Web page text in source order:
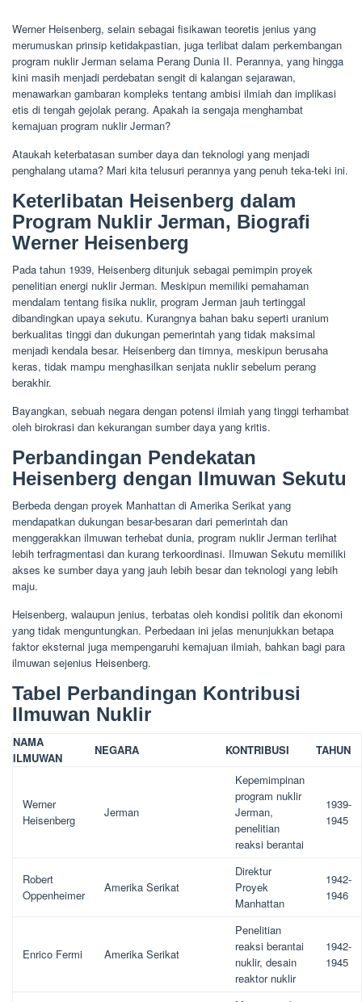
Werner Heisenberg, selain sebagai fisikawan teoretis jenius yang
merumuskan prinsip ketidakpastian, juga terlibat dalam perkembangan
program nuklir Jerman selama Perang Dunia II. Perannya, yang hingga
kini masih menjadi perdebatan sengit di kalangan sejarawan,
menawarkan gambaran kompleks tentang ambisi ilmiah dan implikasi
etis di tengah gejolak perang. Apakah ia sengaja menghambat
kemajuan program nuklir Jerman?
Ataukah keterbatasan sumber daya dan teknologi yang menjadi
penghalang utama? Mari kita telusuri perannya yang penuh teka-teki ini.
Keterlibatan Heisenberg dalam
Program Nuklir Jerman, Biografi
Werner Heisenberg
Pada tahun 1939, Heisenberg ditunjuk sebagai pemimpin proyek
penelitian energi nuklir Jerman. Meskipun memiliki pemahaman
mendalam tentang fisika nuklir, program Jerman jauh tertinggal
dibandingkan upaya sekutu. Kurangnya bahan baku seperti uranium
berkualitas tinggi dan dukungan pemerintah yang tidak maksimal
menjadi kendala besar. Heisenberg dan timnya, meskipun berusaha
keras, tidak mampu menghasilkan senjata nuklir sebelum perang
berakhir.
Bayangkan, sebuah negara dengan potensi ilmiah yang tinggi terhambat
oleh birokrasi dan kekurangan sumber daya yang kritis.
Perbandingan Pendekatan
Heisenberg dengan Ilmuwan Sekutu
Berbeda dengan proyek Manhattan di Amerika Serikat yang
mendapatkan dukungan besar-besaran dari pemerintah dan
menggerakkan ilmuwan terhebat dunia, program nuklir Jerman terlihat
lebih terfragmentasi dan kurang terkoordinasi. Ilmuwan Sekutu memiliki
akses ke sumber daya yang jauh lebih besar dan teknologi yang lebih
maju.
Heisenberg, walaupun jenius, terbatas oleh kondisi politik dan ekonomi
yang tidak menguntungkan. Perbedaan ini jelas menunjukkan betapa
faktor eksternal juga mempengaruhi kemajuan ilmiah, bahkan bagi para
ilmuwan sejenius Heisenberg.
Tabel Perbandingan Kontribusi
Ilmuwan Nuklir
NAMA
ILMUWAN
NEGARA KONTRIBUSI TAHUN
Werner
Heisenberg
Jerman
Kepemimpinan
program nuklir
Jerman,
penelitian
reaksi berantai
1939-
1945
Robert
Oppenheimer
Amerika Serikat
Direktur
Proyek
Manhattan
1942-
1946
Enrico Fermi Amerika Serikat
Penelitian
reaksi berantai
nuklir, desain
reaktor nuklir
1942-
1945